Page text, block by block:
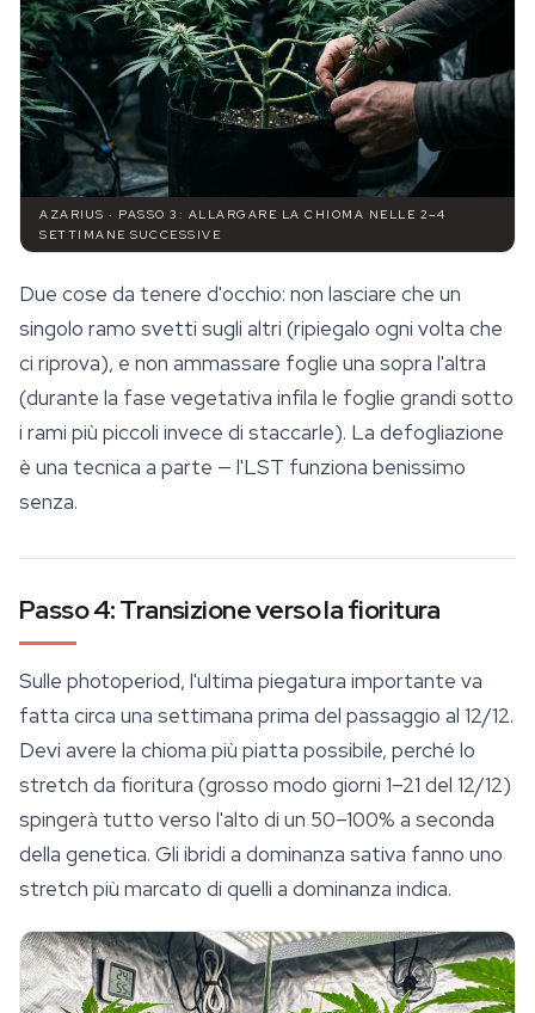
AZARIUS · PASSO 3: ALLARGARE LA CHIOMA NELLE 2–4
SETTIMANE SUCCESSIVE
Due cose da tenere d'occhio: non lasciare che un
singolo ramo svetti sugli altri (ripiegalo ogni volta che
ci riprova), e non ammassare foglie una sopra l'altra
(durante la fase vegetativa infila le foglie grandi sotto
i rami più piccoli invece di staccarle). La defogliazione
è una tecnica a parte — l'LST funziona benissimo
senza.
Passo 4: Transizione verso la fioritura
Sulle photoperiod, l'ultima piegatura importante va
fatta circa una settimana prima del passaggio al 12/12.
Devi avere la chioma più piatta possibile, perché lo
stretch da fioritura (grosso modo giorni 1–21 del 12/12)
spingerà tutto verso l'alto di un 50–100% a seconda
della genetica. Gli ibridi a dominanza sativa fanno uno
stretch più marcato di quelli a dominanza indica.